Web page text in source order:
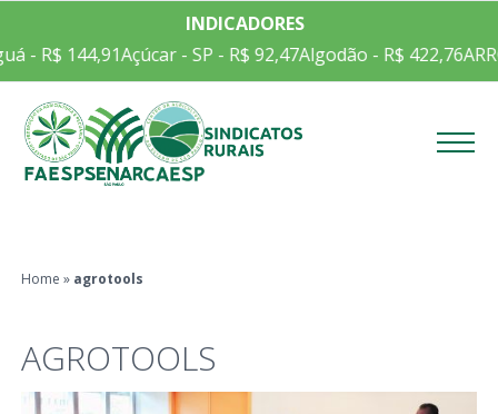
INDICADORES
- R$ 144,91Açúcar - SP - R$ 92,47Algodão - R$ 422,76
Home » agrotools
AGROTOOLS